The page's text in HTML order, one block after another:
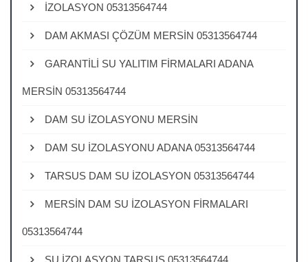
İZOLASYON 05313564744
DAM AKMASI ÇÖZÜM MERSİN 05313564744
GARANTİLİ SU YALITIM FİRMALARI ADANA
MERSİN 05313564744
DAM SU İZOLASYONU MERSİN
DAM SU İZOLASYONU ADANA 05313564744
TARSUS DAM SU İZOLASYON 05313564744
MERSİN DAM SU İZOLASYON FİRMALARI
05313564744
SU İZOLASYON TARSUS 05313564744